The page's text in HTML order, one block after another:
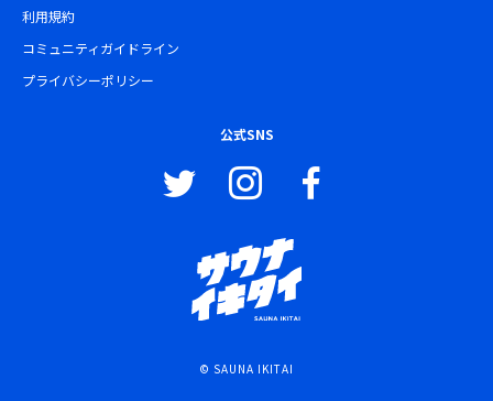
利用規約
コミュニティガイドライン
プライバシーポリシー
公式SNS
© SAUNA IKITAI